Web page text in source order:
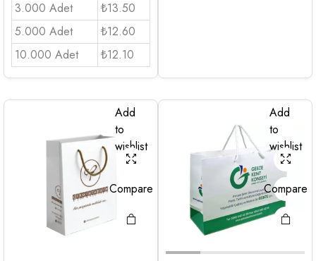
3.000 Adet
₺13.50
5.000 Adet
₺12.60
10.000 Adet
₺12.10
Add
to
wishlist
Compare
Add
to
wishlist
Compare